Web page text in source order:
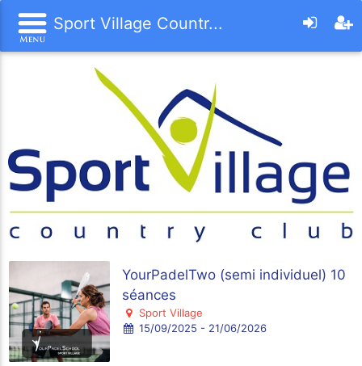
Sport Village Countr...
YourPadelTwo (semi individuel) 10
séances
Sport Village
15/09/2025 - 21/06/2026